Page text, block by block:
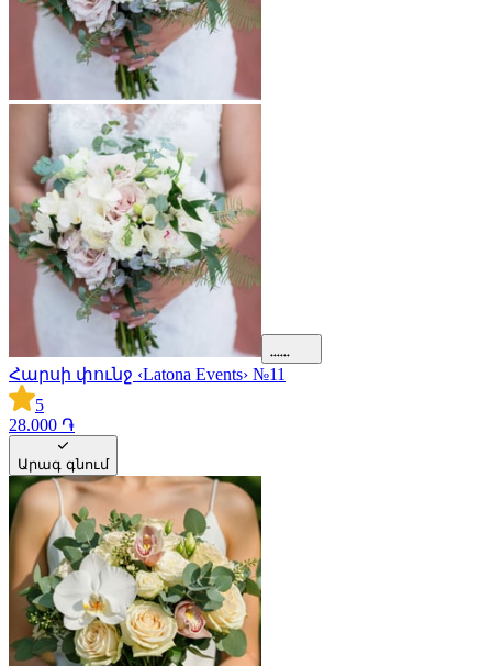
Հարսի փունջ ‹Latona Events› №11
5
28.000 ֏
Արագ գնում